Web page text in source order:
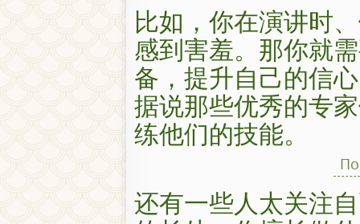
比如，你在演讲时
感到害羞。那你就
备，提升自己的信
据说那些优秀的专
练他们的技能。
还有一些人太关注